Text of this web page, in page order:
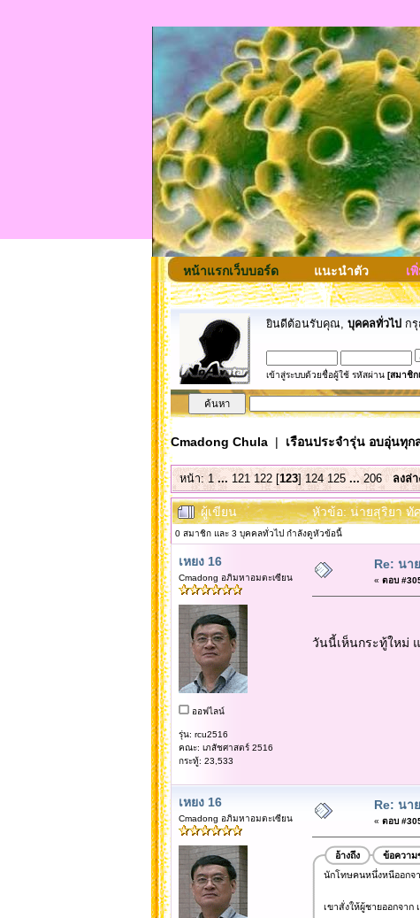
หน้าแรกเว็บบอร์ด แนะนำตัว เ
ยินดีต้อนรับคุณ, บุคคลทั่วไป ก
เข้าสู่ระบบด้วยชื่อผู้ใช้ รหัสผ่าน [สมาชิก
Cmadong Chula| เรือนประจำรุ่น อบอุ่นทุก
หน้า:1 ... 121 122[123]124 125 ...206 ลงล่า
ผู้เขียน หัวข้อ: นายสุริยา ทั
0 สมาชิก และ 3 บุคคลทั่วไป กำลังดูหัวข้อนี้
เหยง 16
Cmadong อภิมหาอมตะเซียน
ออฟไลน์
รุ่น: rcu2516
คณะ: เภสัชศาสตร์ 2516
กระทู้: 23,533
Re: นา
« ตอบ
วันนี้เห็นกระทู้ใหม่
เหยง 16
Cmadong อภิมหาอมตะเซียน
Re: นา
« ตอบ
อ้างถึง ข้อความ
นักโทษคนหนึ่งหนีออกจ
เขาสั่งให้ผู้ชายออกจา